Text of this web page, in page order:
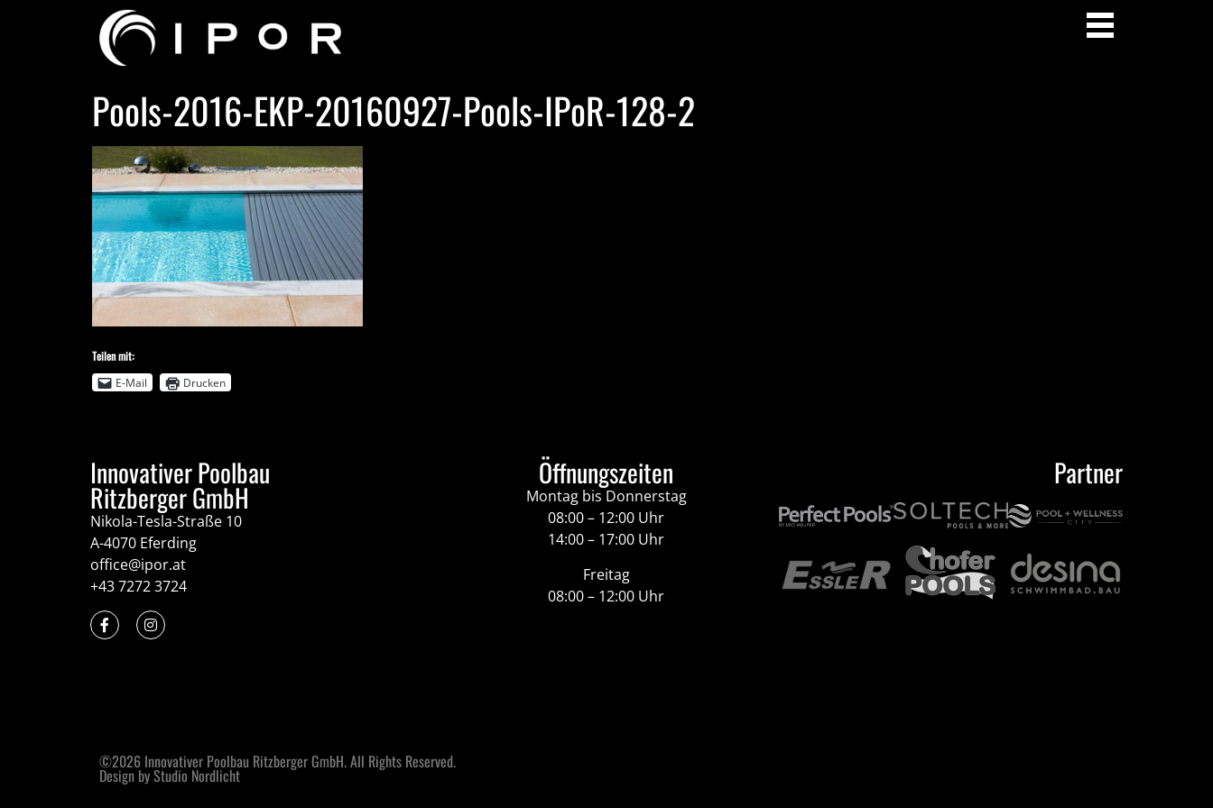
Pools-2016-EKP-20160927-Pools-IPoR-128-2
Teilen mit:
E-Mail
Drucken
Innovativer Poolbau
Ritzberger GmbH
Nikola-Tesla-Straße 10
A-4070 Eferding
office@ipor.at
+43 7272 3724
Öffnungszeiten
Montag bis Donnerstag
08:00 – 12:00 Uhr
14:00 – 17:00 Uhr
Freitag
08:00 – 12:00 Uhr
Partner
©2026 Innovativer Poolbau Ritzberger GmbH. All Rights Reserved.
Design by Studio Nordlicht